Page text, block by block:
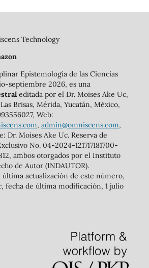
Technology
Epistemología de las Ciencias
septiembre 2026, es una
editada por el Dr. Moises Ake Uc,
Brisas, Mérida, Yucatán, México,
Web:
, admin@omniscens.com,
Dr. Moises Ake Uc. Reserva de
No. 04-2024-121717181700-
ambos otorgados por el Instituto
de Autor (INDAUTOR).
última actualización de este número,
fecha de última modificación, 1 julio